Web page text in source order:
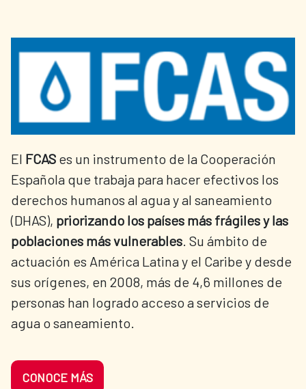
El FCAS es un instrumento de la Cooperación
Española que trabaja para hacer efectivos los
derechos humanos al agua y al saneamiento
(DHAS), priorizando los países más frágiles y las
poblaciones más vulnerables . Su ámbito de
actuación es América Latina y el Caribe y desde
sus orígenes, en 2008, más de 4,6 millones de
personas han logrado acceso a servicios de
agua o saneamiento.
CONOCE MÁS